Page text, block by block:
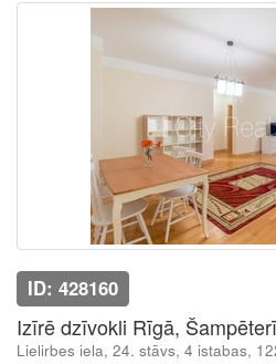
ID: 428160
Izīrē dzīvokli Rīgā,
Lielirbes iela, 24. stāvs, 4 istabas,